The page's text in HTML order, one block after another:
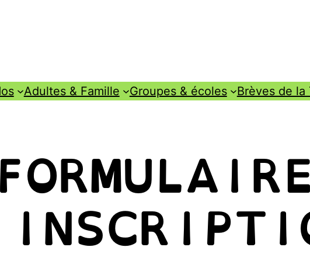
Adultes & Famille Groupes & écoles Brèves de la
FORMULAIRE